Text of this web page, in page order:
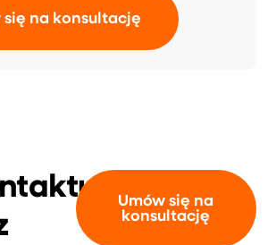
się na konsultację
Umów się na
konsultację